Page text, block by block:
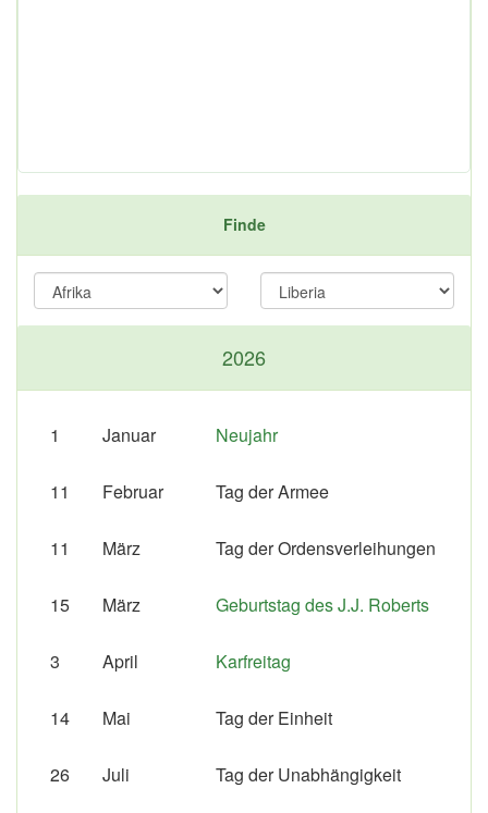
Finde
2026
1 Januar Neujahr
11 Februar Tag der Armee
11 März Tag der Ordensverleihungen
15 März Geburtstag des J.J. Roberts
3 April Karfreitag
14 Mai Tag der Einheit
26 Juli Tag der Unabhängigkeit